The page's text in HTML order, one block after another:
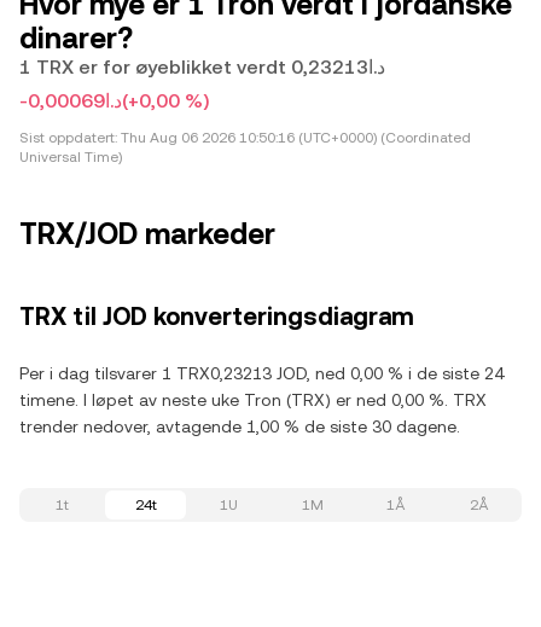
dinarer?
1 TRX er for øyeblikket verdt د.ا0,23213
-د.ا0,00069(+0,00 %)
Sist oppdatert: Thu Aug 06 2026 10:50:16 (UTC+0000) (Coordinated
Universal Time)
TRX/JOD markeder
TRX til JOD konverteringsdiagram
Per i dag tilsvarer 1 TRX0,23213 JOD, ned 0,00 % i de siste 24
timene. I løpet av neste uke Tron (TRX) er ned 0,00 %. TRX
trender nedover, avtagende 1,00 % de siste 30 dagene.
1t 24t 1U 1M 1Å 2Å